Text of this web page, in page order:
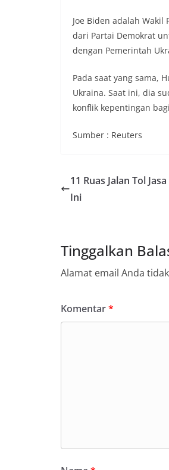
Joe Biden adalah
dari Partai Demokrat
dengan Pemerintah
Pada saat yang sama,
Ukraina. Saat ini, dia
konflik kepentingan
Sumber : Reuters
11 Ruas Jalan Tol
Ini
Tinggalkan
Alamat email Anda
Komentar*